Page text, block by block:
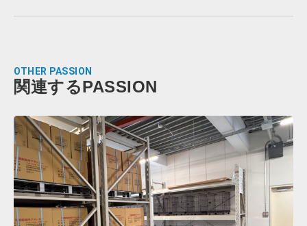
OTHER PASSION
関連するPASSION